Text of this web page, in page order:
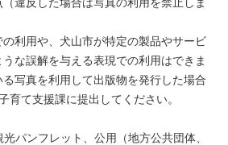
（違反した場合は写真の利用を禁止しま
利用や、犬山市が特定の製品やサービ
な誤解を与える表現での利用はできま
写真を利用して出版物を発行した場合
育て支援課に提出してください。
パンフレット、公用（地方公共団体、